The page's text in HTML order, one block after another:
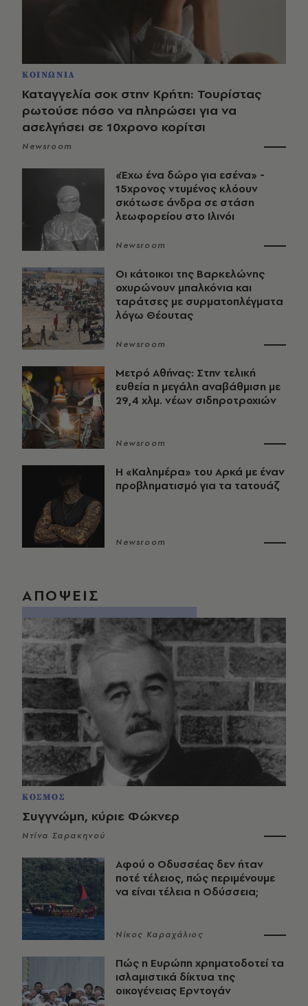
ΚΟΙΝΩΝΙΑ
Καταγγελία σοκ στην Κρήτη: Τουρίστας
ρωτούσε πόσο να πληρώσει για να
ασελγήσει σε 10χρονο κορίτσι
Newsroom
«Έχω ένα δώρο για εσένα» -
15χρονος ντυμένος κλόουν
σκότωσε άνδρα σε στάση
λεωφορείου στο Ιλινόι
Newsroom
Οι κάτοικοι της Βαρκελώνης
οχυρώνουν μπαλκόνια και
ταράτσες με συρματοπλέγματα
λόγω Θέουτας
Newsroom
Μετρό Αθήνας: Στην τελική
ευθεία η μεγάλη αναβάθμιση με
29,4 χλμ. νέων σιδηροτροχιών
Newsroom
Η «Καλημέρα» του Αρκά με έναν
προβληματισμό για τα τατουάζ
Newsroom
ΑΠΟΨΕΙΣ
ΚΟΣΜΟΣ
Συγγνώμη, κύριε Φώκνερ
Ντίνα Σαρακηνού
Αφού ο Οδυσσέας δεν ήταν
ποτέ τέλειος, πώς περιμένουμε
να είναι τέλεια η Οδύσσεια;
Νίκος Καραχάλιος
Πώς η Ευρώπη χρηματοδοτεί τα
ισλαμιστικά δίκτυα της
οικογένειας Ερντογάν